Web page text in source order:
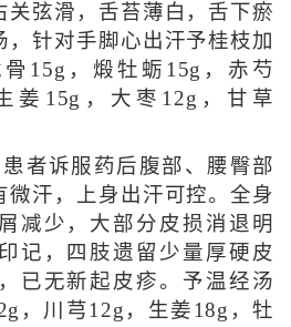
关弦滑，舌苔薄白，舌下瘀
，针对手脚心出汗予桂枝加
15g，煅牡蛎15g，赤芍
姜15g，大枣12g，甘草
者诉服药后腹部、腰臀部
微汗，上身出汗可控。全身
减少，大部分皮损消退明
记，四肢遗留少量厚硬皮
已无新起皮疹。予温经汤
，川芎12g，生姜18g，牡